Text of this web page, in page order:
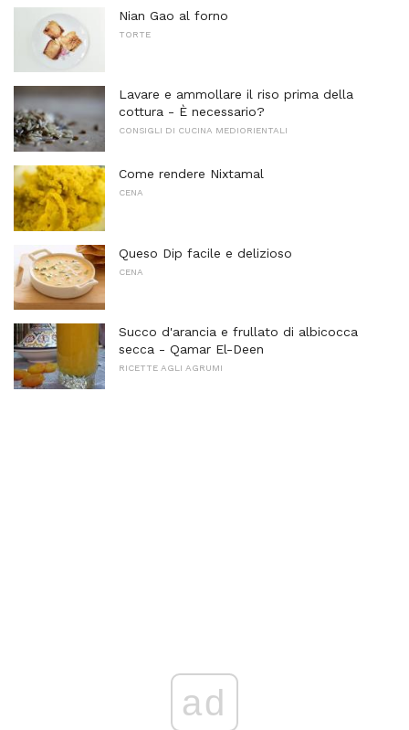
Nian Gao al forno
TORTE
Lavare e ammollare il riso prima della
cottura - È necessario?
CONSIGLI DI CUCINA MEDIORIENTALI
Come rendere Nixtamal
CENA
Queso Dip facile e delizioso
CENA
Succo d'arancia e frullato di albicocca
secca - Qamar El-Deen
RICETTE AGLI AGRUMI
ad